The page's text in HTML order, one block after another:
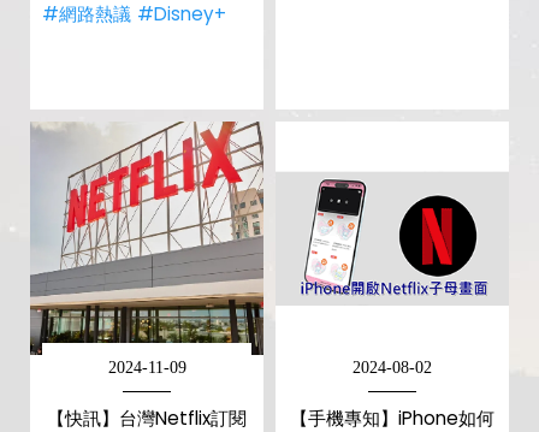
#網路熱議 #Disney+
2024-11-09
【快訊】台灣Netflix訂閱
2024-08-02
【手機專知】iPhone如何